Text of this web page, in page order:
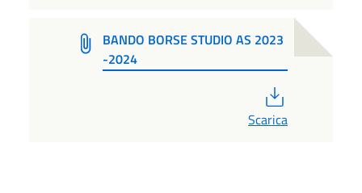
BANDO BORSE STUDIO AS 2023
-2024
Scarica